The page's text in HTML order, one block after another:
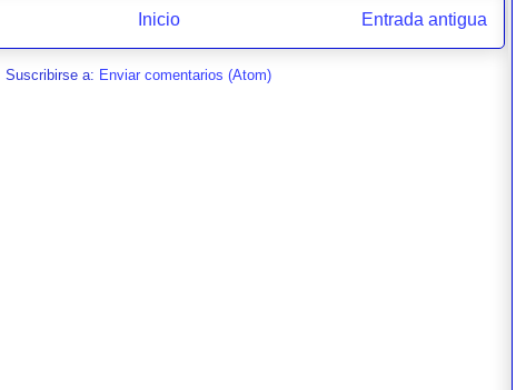
Entrada antigua
Inicio
Suscribirse a: Enviar comentarios (Atom)